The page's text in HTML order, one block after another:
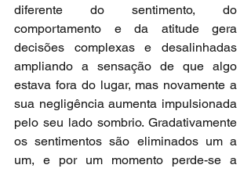
diferente do sentimento, do
comportamento e da atitude gera
decisões complexas e desalinhadas
ampliando a sensação de que algo
estava fora do lugar, mas novamente a
sua negligência aumenta impulsionada
pelo seu lado sombrio. Gradativamente
os sentimentos são eliminados um a
um, e por um momento perde-se a